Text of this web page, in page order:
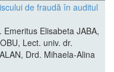
de fraudă în auditul
Emeritus Elisabeta JABA,
Lect. univ. dr.
Drd. Mihaela-Alina